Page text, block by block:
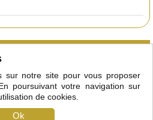
ce que le club
étalonniers
Adhérer
légales
du site
sur notre site pour vous proposer
poursuivant votre navigation sur
de cookies.
Ok